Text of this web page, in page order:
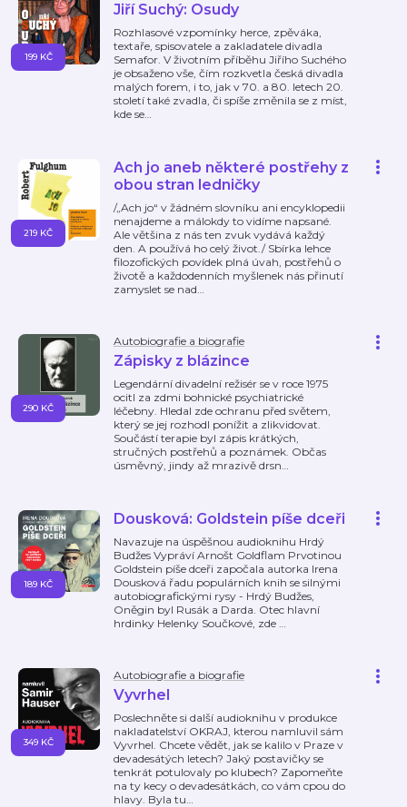
Jiří Suchý: Osudy
Rozhlasové vzpomínky herce, zpěváka,
textaře, spisovatele a zakladatele divadla
Semafor. V životním příběhu Jiřího Suchého
je obsaženo vše, čím rozkvetla česká divadla
malých forem, i to, jak v 70. a 80. letech 20.
století také zvadla, či spíše změnila se z míst,
kde se…
199 KČ
Ach jo aneb některé postřehy z
obou stran ledničky
/„Ach jo“ v žádném slovníku ani encyklopedii
nenajdeme a málokdy to vidíme napsané.
Ale většina z nás ten zvuk vydává každý
den. A používá ho celý život./ Sbírka lehce
filozofických povídek plná úvah, postřehů o
životě a každodenních myšlenek nás přinutí
zamyslet se nad…
219 KČ
Autobiografie a biografie
Zápisky z blázince
Legendární divadelní režisér se v roce 1975
ocitl za zdmi bohnické psychiatrické
léčebny. Hledal zde ochranu před světem,
který se jej rozhodl ponížit a zlikvidovat.
Součástí terapie byl zápis krátkých,
stručných postřehů a poznámek. Občas
úsměvný, jindy až mrazivě drsn…
290 KČ
Dousková: Goldstein píše dceři
Navazuje na úspěšnou audioknihu Hrdý
Budžes Vypráví Arnošt Goldflam Prvotinou
Goldstein píše dceři započala autorka Irena
Dousková řadu populárních knih se silnými
autobiografickými rysy - Hrdý Budžes,
Oněgin byl Rusák a Darda. Otec hlavní
hrdinky Helenky Součkové, zde …
189 KČ
Autobiografie a biografie
Vyvrhel
Poslechněte si další audioknihu v produkce
nakladatelství OKRAJ, kterou namluvil sám
Vyvrhel. Chcete vědět, jak se kalilo v Praze v
devadesátých letech? Jaký postavičky se
tenkrát potulovaly po klubech? Zapomeňte
na ty kecy o devadesátkách, co vám cpou do
hlavy. Byla tu…
349 KČ